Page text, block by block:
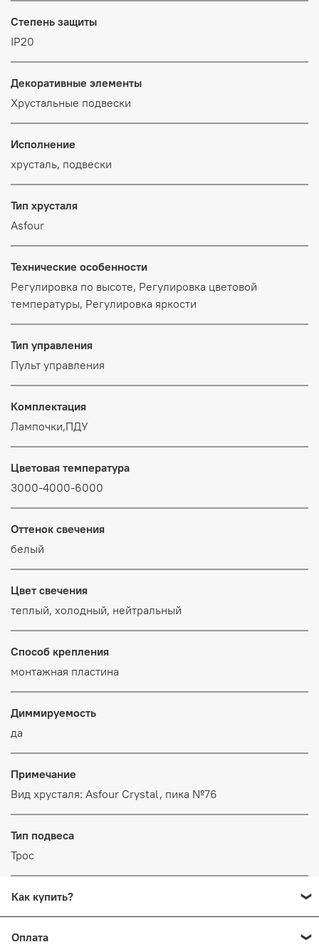
Степень защиты
IP20
Декоративные элементы
Хрустальные подвески
Исполнение
хрусталь, подвески
Тип хрусталя
Asfour
Технические особенности
Регулировка по высоте, Регулировка цветовой
температуры, Регулировка яркости
Тип управления
Пульт управления
Комплектация
Лампочки,ПДУ
Цветовая температура
3000-4000-6000
Оттенок свечения
белый
Цвет свечения
теплый, холодный, нейтральный
Способ крепления
монтажная пластина
Диммируемость
да
Примечание
Вид хрусталя: Asfour Crystal, пика №76
Тип подвеса
Трос
Как купить?
заказать. Перейдите на страницу "Корзина" нажмите
Оплата